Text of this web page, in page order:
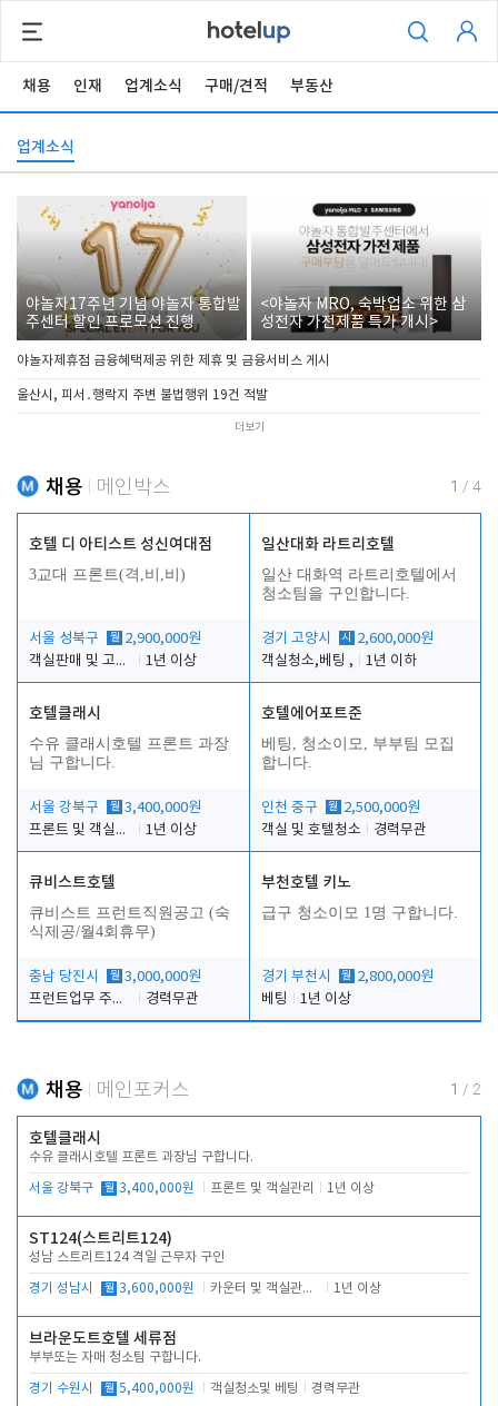
채용 인재 업계소식 구매/견적 부동산
업계소식
야놀자17주년 기념 야놀자 통합발
주센터 할인 프로모션 진행
<야놀자 MRO, 숙박업소 위한 삼
성전자 가전제품 특가 개시>
야놀자제휴점 금융혜택제공 위한 제휴 및 금융서비스 게시
울산시, 피서․행락지 주변 불법행위 19건 적발
더보기
채용 메인박스 1 / 4
호텔 디 아티스트 성신여대점
3교대 프론트(격,비,비)
서울 성북구 월 2,900,000원
객실판매 및 고객응대
1년 이상
일산대화 라트리호텔
일산 대화역 라트리호텔에서
청소팀을 구인합니다.
경기 고양시 시
2,600,000원
객실청소,베팅 ,
1년 이하
호텔클래시
수유 클래시호텔 프론트 과장
님 구합니다.
서울 강북구 월 3,400,000원
프론트 및 객실관리
1년 이상
호텔에어포트준
베팅, 청소이모, 부부팀 모집
합니다.
인천 중구 월 2,500,000원
객실 및 호텔청소
경력무관
큐비스트호텔
큐비스트 프런트직원공고 (숙
식제공/월4회휴무)
충남 당진시 월 3,000,000원
프런트업무 주간, 야간
경력무관
부천호텔 키노
급구 청소이모 1명 구합니다.
경기 부천시 월 2,800,000원
베팅
1년 이상
채용 메인포커스 1 / 2
호텔클래시
수유 클래시호텔 프론트 과장님 구합니다.
서울 강북구 월 3,400,000원 프론트 및 객실관리 1년 이상
ST124(스트리트124)
성남 스트리트124 격일 근무자 구인
경기 성남시 월 3,600,000원 카운터 및 객실관리 전반 1년 이상
브라운도트호텔 세류점
부부또는 자매 청소팀 구합니다.
경기 수원시 월 5,400,000원 객실청소및 베팅 경력무관